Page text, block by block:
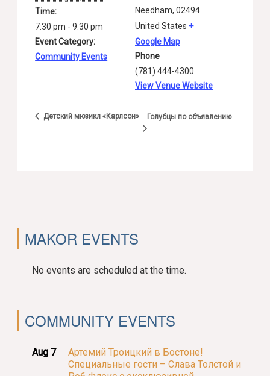
Time:
7:30 pm - 9:30 pm
Event Category:
Community Events
Needham, 02494
United States +
Google Map
Phone
(781) 444-4300
View Venue Website
Детский мюзикл «Карлсон» Голубцы по объявлению
MAKOR EVENTS
No events are scheduled at the time.
COMMUNITY EVENTS
Aug 7
Артемий Троицкий в Бостоне!
Специальные гости – Слава Толстой и